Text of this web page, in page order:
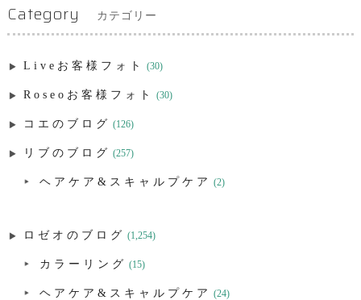
Category カテゴリー
Liveお客様フォト (30)
Roseoお客様フォト (30)
コエのブログ (126)
リブのブログ (257)
ヘアケア&スキャルプケア (2)
ロゼオのブログ (1,254)
カラーリング (15)
ヘアケア&スキャルプケア (24)